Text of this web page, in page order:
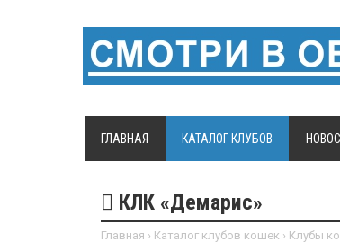
ГЛАВНАЯ КАТАЛОГ КЛУБОВ
КЛК «Демарис»
Главная › Каталог клубов кошек › Клубы